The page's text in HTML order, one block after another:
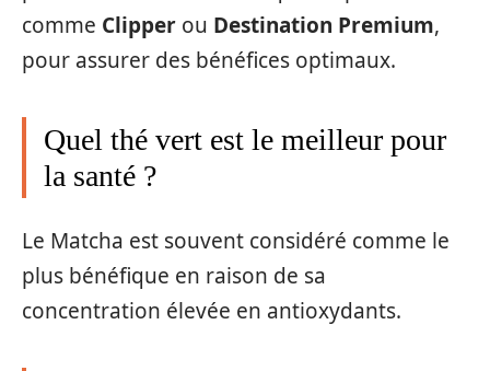
comme Clipper ou Destination Premium,
pour assurer des bénéfices optimaux.
Quel thé vert est le meilleur pour
la santé ?
Le Matcha est souvent considéré comme le
plus bénéfique en raison de sa
concentration élevée en antioxydants.